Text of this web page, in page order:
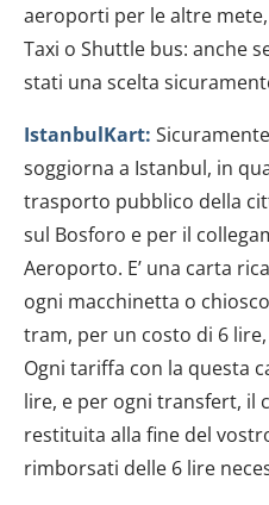
aeroporti per le altre
Taxi o Shuttle bus: anche
stati una scelta
IstanbulKart:
soggiorna a Istanbul, in
trasporto pubblico della
sul Bosforo e per il
Aeroporto. E’ una carta
ogni macchinetta o
tram, per un costo di 6
Ogni tariffa con la questa
lire, e per ogni transfert, il
restituita alla fine del
rimborsati delle 6 lire